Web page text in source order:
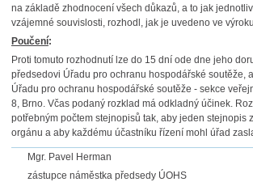
na základě zhodnocení všech důkazů, a to jak
vzájemné souvislosti, rozhodl, jak je uvedeno ve
Poučení:
Proti tomuto rozhodnutí lze do 15 dní ode dne jeho
předsedovi Úřadu pro ochranu hospodářské soutěže,
Úřadu pro ochranu hospodářské soutěže - sekce
8, Brno. Včas podaný rozklad má odkladný účinek.
potřebným počtem stejnopisů tak, aby jeden stejnopis
orgánu a aby každému účastníku řízení mohl úřad
Mgr. Pavel Herman
zástupce náměstka předsedy ÚOHS